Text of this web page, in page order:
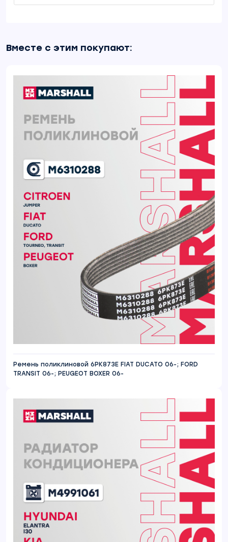
Вместе с этим покупают:
Ремень поликлиновой 6PK873E FIAT DUCATO 06-; FORD
TRANSIT 06-; PEUGEOT BOXER 06-